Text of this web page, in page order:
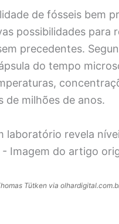
de fósseis bem
possibilidades para
precedentes.
do tempo
de milhões de anos.
Tütken via